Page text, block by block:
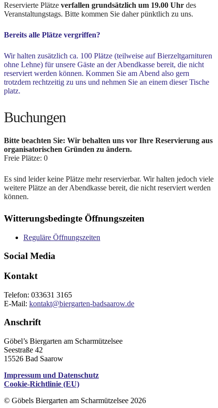
Reservierte Plätze verfallen grundsätzlich um 19.00 Uhr des
Veranstaltungstags. Bitte kommen Sie daher pünktlich zu uns.
Bereits alle Plätze vergriffen?
Wir halten zusätzlich ca. 100 Plätze (teilweise auf Bierzeltgarnituren
ohne Lehne) für unsere Gäste an der Abendkasse bereit, die nicht
reserviert werden können. Kommen Sie am Abend also gern
trotzdem rechtzeitig zu uns und nehmen Sie an einem dieser Tische
platz.
Buchungen
Bitte beachten Sie: Wir behalten uns vor Ihre Reservierung aus
organisatorischen Gründen zu ändern.
Freie Plätze: 0
Es sind leider keine Plätze mehr reservierbar. Wir halten jedoch viele
weitere Plätze an der Abendkasse bereit, die nicht reserviert werden
können.
2023-
Witterungsbedingte Öffnungszeiten
Reguläre Öffnungszeiten
Social Media
Kontakt
Telefon: 033631 3165
E-Mail: kontakt@biergarten-badsaarow.de
Anschrift
Göbel’s Biergarten am Scharmützelsee
Seestraße 42
15526 Bad Saarow
Impressum und Datenschutz
Cookie-Richtlinie (EU)
© Göbels Biergarten am Scharmützelsee 2026